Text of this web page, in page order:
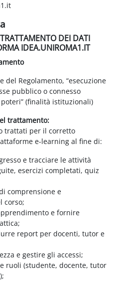
DEI DATI
IDEA.UNIROMA1.IT
del Regolamento, “esecuzione
pubblico o connesso
(finalità istituzionali)
trattamento:
trattati per il corretto
e-learning al fine di:
e tracciare le attività
esercizi completati, quiz
comprensione e
corso;
e fornire
report per docenti, tutor e
e gestire gli accessi;
ruoli (studente, docente, tutor